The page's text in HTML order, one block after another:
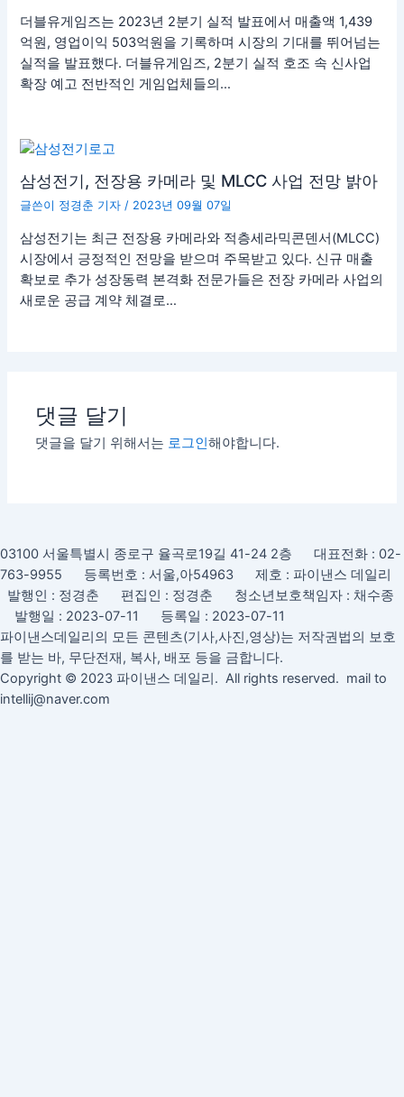
더블유게임즈는 2023년 2분기 실적 발표에서 매출액 1,439
억원, 영업이익 503억원을 기록하며 시장의 기대를 뛰어넘는
실적을 발표했다. 더블유게임즈, 2분기 실적 호조 속 신사업
확장 예고 전반적인 게임업체들의…
삼성전기, 전장용 카메라 및 MLCC 사업 전망 밝아
글쓴이 정경춘 기자/ 2023년 09월 07일
삼성전기는 최근 전장용 카메라와 적층세라믹콘덴서(MLCC)
시장에서 긍정적인 전망을 받으며 주목받고 있다. 신규 매출
확보로 추가 성장동력 본격화 전문가들은 전장 카메라 사업의
새로운 공급 계약 체결로…
댓글 달기
댓글을 달기 위해서는 로그인해야합니다.
03100 서울특별시 종로구 율곡로19길 41-24 2층 대표전화 : 02-
763-9955 등록번호 : 서울,아54963 제호 : 파이낸스 데일리
발행인 : 정경춘 편집인 : 정경춘 청소년보호책임자 : 채수종
발행일 : 2023-07-11 등록일 : 2023-07-11
파이낸스데일리의 모든 콘텐츠(기사,사진,영상)는 저작권법의 보호
를 받는 바, 무단전재, 복사, 배포 등을 금합니다.
Copyright © 2023 파이낸스 데일리. All rights reserved. mail to
intellij@naver.com